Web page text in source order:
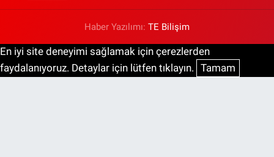
Haber Yazılımı: TE Bilişim
En iyi site deneyimi sağlamak için çerezlerden
faydalanıyoruz. Detaylar için lütfen tıklayın. Tamam